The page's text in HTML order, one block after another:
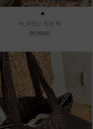
●
m_위켄드 린넨 백
59,000원